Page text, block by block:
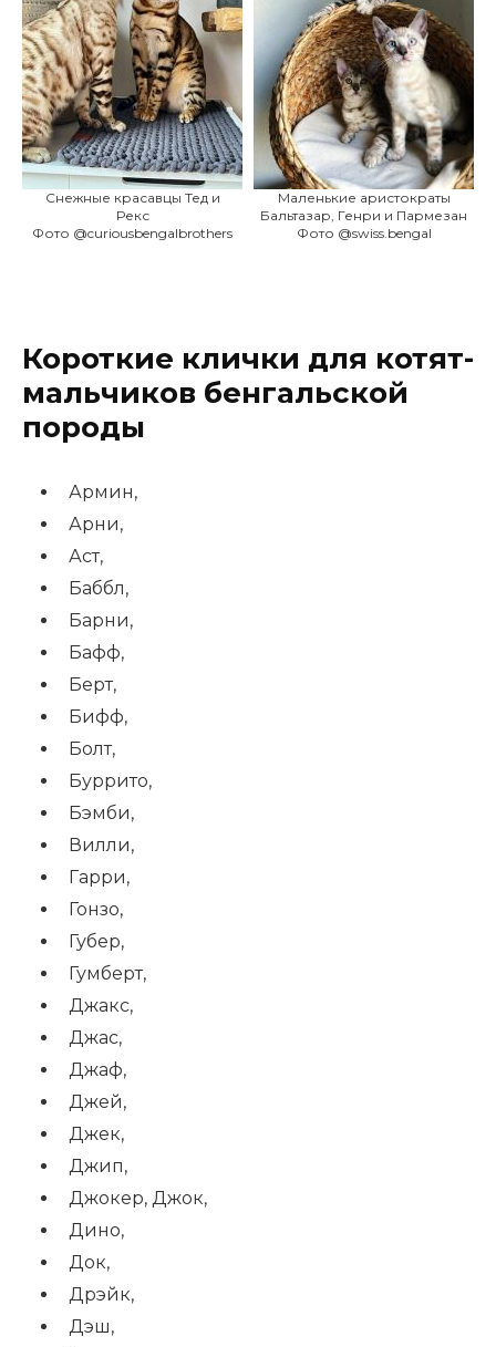
Снежные красавцы Тед и
Рекс
Фото @curiousbengalbrothers
Маленькие аристократы
Бальтазар, Генри и Пармезан
Фото @swiss.bengal
Короткие клички для котят-
мальчиков бенгальской
породы
Армин,
Арни,
Аст,
Баббл,
Барни,
Бафф,
Берт,
Бифф,
Болт,
Буррито,
Бэмби,
Вилли,
Гарри,
Гонзо,
Губер,
Гумберт,
Джакс,
Джас,
Джаф,
Джей,
Джек,
Джип,
Джокер, Джок,
Дино,
Док,
Дрэйк,
Дэш,